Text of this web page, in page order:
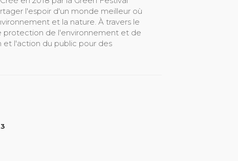
l'espoir d'un monde meilleur où
et la nature. À travers le
protection de l'environnement et de
et l'action du public pour des